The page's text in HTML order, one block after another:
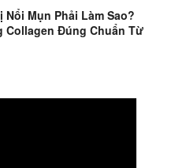
Nổi Mụn Phải Làm Sao?
Collagen Đúng Chuẩn Từ